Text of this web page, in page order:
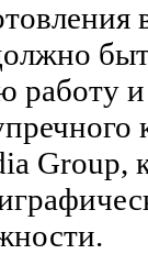
работу
Group,